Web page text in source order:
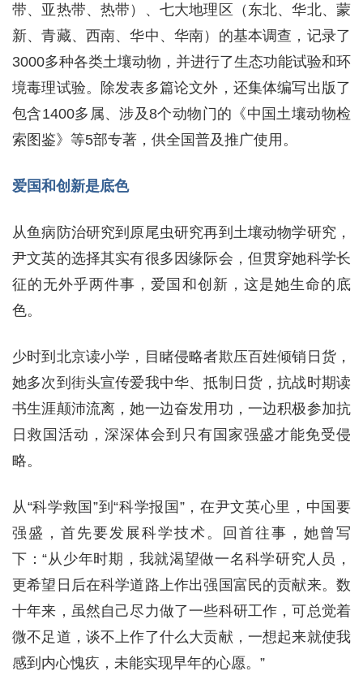
带、亚热带、热带）、七大地理区（东北、华北、蒙
新、青藏、西南、华中、华南）的基本调查，记录了
3000多种各类土壤动物，并进行了生态功能试验和环
境毒理试验。除发表多篇论文外，还集体编写出版了
包含1400多属、涉及8个动物门的《中国土壤动物检
索图鉴》等5部专著，供全国普及推广使用。
爱国和创新是底色
从鱼病防治研究到原尾虫研究再到土壤动物学研究，
尹文英的选择其实有很多因缘际会，但贯穿她科学长
征的无外乎两件事，爱国和创新，这是她生命的底
色。
少时到北京读小学，目睹侵略者欺压百姓倾销日货，
她多次到街头宣传爱我中华、抵制日货，抗战时期读
书生涯颠沛流离，她一边奋发用功，一边积极参加抗
日救国活动，深深体会到只有国家强盛才能免受侵
略。
从“科学救国”到“科学报国”，在尹文英心里，中国要
强盛，首先要发展科学技术。回首往事，她曾写
下：“从少年时期，我就渴望做一名科学研究人员，
更希望日后在科学道路上作出强国富民的贡献来。数
十年来，虽然自己尽力做了一些科研工作，可总觉着
微不足道，谈不上作了什么大贡献，一想起来就使我
感到内心愧疚，未能实现早年的心愿。”